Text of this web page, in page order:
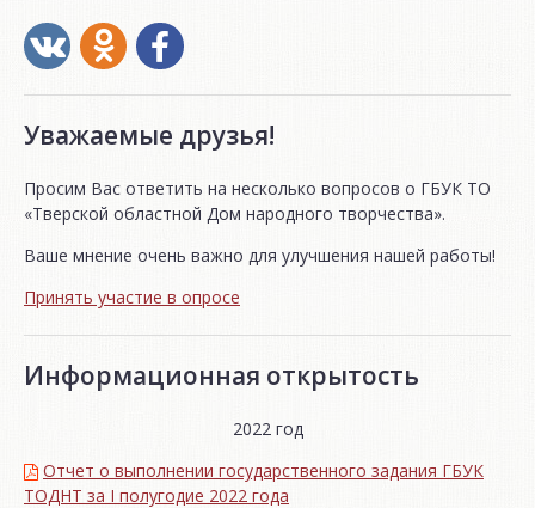
Уважаемые друзья!
Просим Вас ответить на несколько вопросов о ГБУК ТО
«Тверской областной Дом народного творчества».
Ваше мнение очень важно для улучшения нашей работы!
Принять участие в опросе
Информационная открытость
2022 год
Отчет о выполнении государственного задания ГБУК
ТОДНТ за I полугодие 2022 года